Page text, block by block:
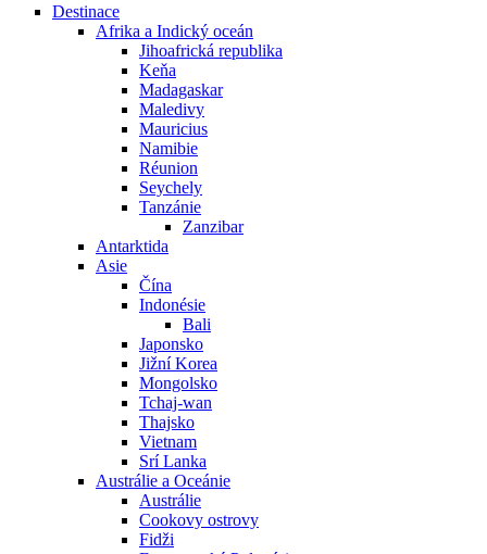
Destinace
Afrika a Indický oceán
Jihoafrická republika
Keňa
Madagaskar
Maledivy
Mauricius
Namibie
Réunion
Seychely
Tanzánie
Zanzibar
Antarktida
Asie
Čína
Indonésie
Bali
Japonsko
Jižní Korea
Mongolsko
Tchaj-wan
Thajsko
Vietnam
Srí Lanka
Austrálie a Oceánie
Austrálie
Cookovy ostrovy
Fidži